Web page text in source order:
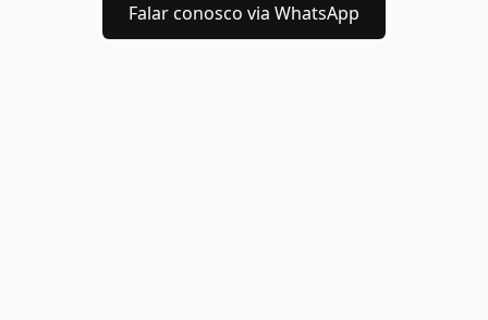
Falar conosco via WhatsApp